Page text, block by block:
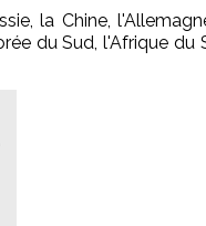
la Chine,
du Sud, l'Afrique du